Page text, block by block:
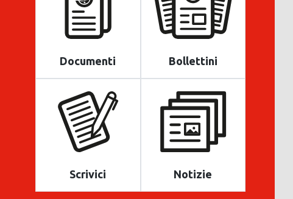
Documenti Bollettini
Scrivici Notizie